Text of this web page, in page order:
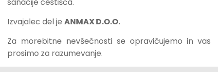
sanacije cestišča.
Izvajalec del je ANMAX D.O.O.
Za morebitne nevšečnosti se opravičujemo in vas
prosimo za razumevanje.